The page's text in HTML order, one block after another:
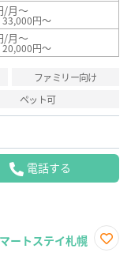
/月～
円～
/月～
円～
ファミリー向け
ペット可
電話する
ートステイ札幌